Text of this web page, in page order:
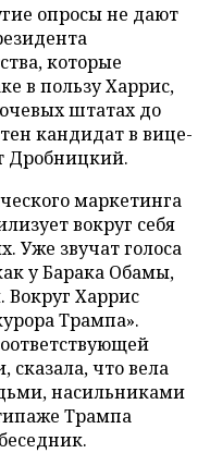
опросы не дают
которые
в пользу Харрис,
штатах до
кандидат в вице-
Дробницкий.
маркетинга
вокруг себя
Уже звучат голоса
у Барака Обамы,
Вокруг Харрис
Трампа».
сказала, что вела
насильниками
Трампа